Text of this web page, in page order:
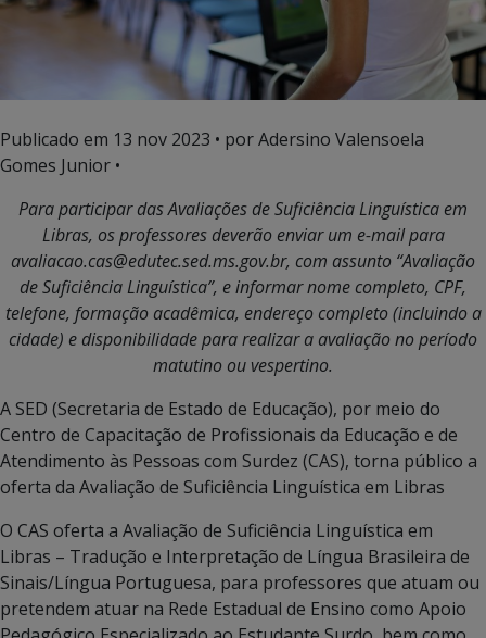
Publicado em 13 nov 2023 • por Adersino Valensoela
Gomes Junior •
Para participar das Avaliações de Suficiência Linguística em
Libras, os professores deverão enviar um e-mail para
avaliacao.cas@edutec.sed.ms.gov.br, com assunto “Avaliação
de Suficiência Linguística”, e informar nome completo, CPF,
telefone, formação acadêmica, endereço completo (incluindo a
cidade) e disponibilidade para realizar a avaliação no período
matutino ou vespertino.
A SED (Secretaria de Estado de Educação), por meio do
Centro de Capacitação de Profissionais da Educação e de
Atendimento às Pessoas com Surdez (CAS), torna público a
oferta da Avaliação de Suficiência Linguística em Libras
O CAS oferta a Avaliação de Suficiência Linguística em
Libras – Tradução e Interpretação de Língua Brasileira de
Sinais/Língua Portuguesa, para professores que atuam ou
pretendem atuar na Rede Estadual de Ensino como Apoio